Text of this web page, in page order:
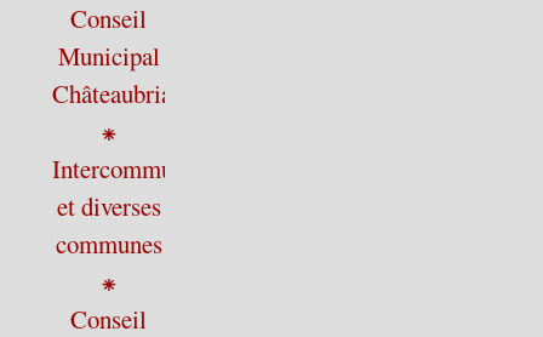
Conseil
Municipal
Châteaubriant
⁕
Intercommunalité
et diverses
communes
⁕
Conseil